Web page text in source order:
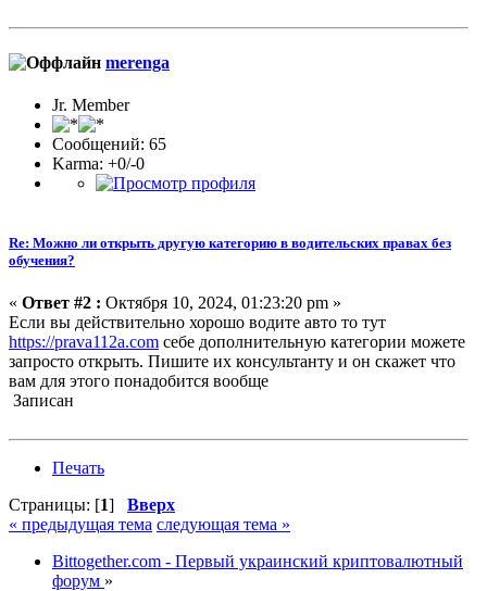
merenga
Jr. Member
Сообщений: 65
Karma: +0/-0
Re: Можно ли открыть другую категорию в водительских правах без
обучения?
« Ответ #2 : Октября 10, 2024, 01:23:20 pm »
Если вы действительно хорошо водите авто то тут
https://prava112a.com себе дополнительную категории можете
запросто открыть. Пишите их консультанту и он скажет что
вам для этого понадобится вообще
Записан
Печать
Страницы: [1] Вверх
« предыдущая тема следующая тема »
Bittogether.com - Первый украинский криптовалютный
форум »